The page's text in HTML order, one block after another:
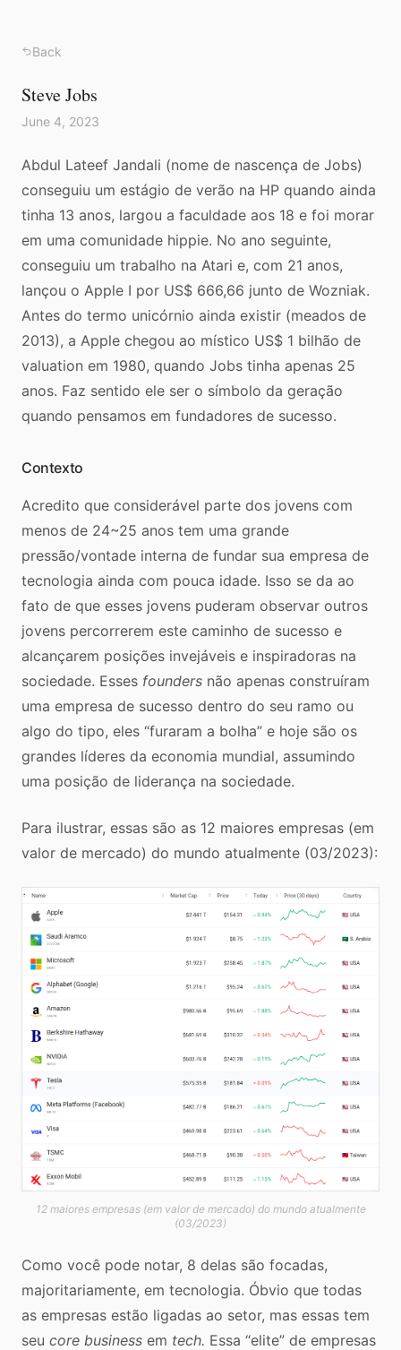
Back
Steve Jobs
June 4, 2023
Abdul Lateef Jandali (nome de nascença de Jobs)
conseguiu um estágio de verão na HP quando ainda
tinha 13 anos, largou a faculdade aos 18 e foi morar
em uma comunidade hippie. No ano seguinte,
conseguiu um trabalho na Atari e, com 21 anos,
lançou o Apple I por US$ 666,66 junto de Wozniak.
Antes do termo unicórnio ainda existir (meados de
2013), a Apple chegou ao místico US$ 1 bilhão de
valuation em 1980, quando Jobs tinha apenas 25
anos. Faz sentido ele ser o símbolo da geração
quando pensamos em fundadores de sucesso.
Contexto
Acredito que considerável parte dos jovens com
menos de 24~25 anos tem uma grande
pressão/vontade interna de fundar sua empresa de
tecnologia ainda com pouca idade. Isso se da ao
fato de que esses jovens puderam observar outros
jovens percorrerem este caminho de sucesso e
alcançarem posições invejáveis e inspiradoras na
sociedade. Esses founders não apenas construíram
uma empresa de sucesso dentro do seu ramo ou
algo do tipo, eles “furaram a bolha” e hoje são os
grandes líderes da economia mundial, assumindo
uma posição de liderança na sociedade.
Para ilustrar, essas são as 12 maiores empresas (em
valor de mercado) do mundo atualmente (03/2023):
12 maiores empresas (em valor de mercado) do mundo atualmente
(03/2023)
Como você pode notar, 8 delas são focadas,
majoritariamente, em tecnologia. Óbvio que todas
as empresas estão ligadas ao setor, mas essas tem
seu core business em tech. Essa “elite” de empresas